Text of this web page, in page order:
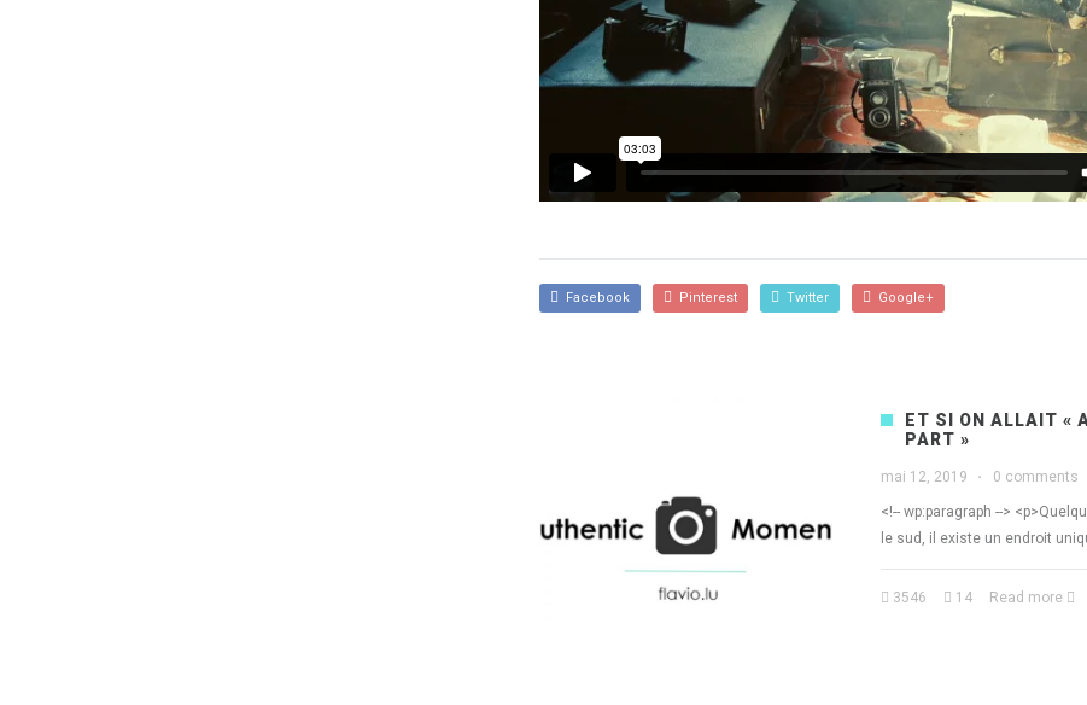
Facebook Pinterest Twitter Google+
ET SI ON ALLAIT «
PART »
mai 12, 2019 · 0 comments
<!-- wp:paragraph -->
le sud, il existe un endroit
3546 14 Read more